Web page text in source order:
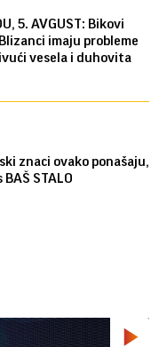
5. AVGUST: Bikovi
imaju probleme
vesela i duhovita
znaci ovako ponašaju,
STALO